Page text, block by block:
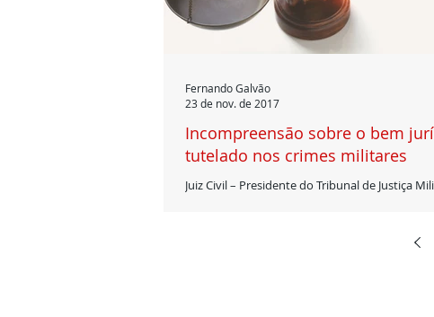
Incompreensão sobre o bem
tutelado nos crimes militares
Juiz Civil – Presidente do Tribunal de Justiça
Fernando Galvão
23 de nov. de 2017